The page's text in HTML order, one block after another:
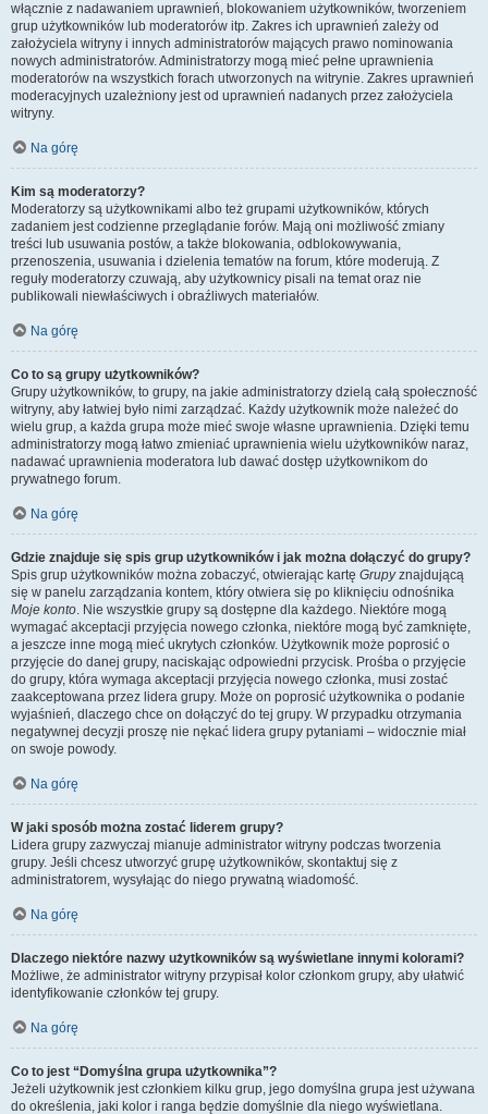
włącznie z nadawaniem uprawnień, blokowaniem użytkowników, tworzeniem
grup użytkowników lub moderatorów itp. Zakres ich uprawnień zależy od
założyciela witryny i innych administratorów mających prawo nominowania
nowych administratorów. Administratorzy mogą mieć pełne uprawnienia
moderatorów na wszystkich forach utworzonych na witrynie. Zakres uprawnień
moderacyjnych uzależniony jest od uprawnień nadanych przez założyciela
witryny.
Na górę
Kim są moderatorzy?
Moderatorzy są użytkownikami albo też grupami użytkowników, których
zadaniem jest codzienne przeglądanie forów. Mają oni możliwość zmiany
treści lub usuwania postów, a także blokowania, odblokowywania,
przenoszenia, usuwania i dzielenia tematów na forum, które moderują. Z
reguły moderatorzy czuwają, aby użytkownicy pisali na temat oraz nie
publikowali niewłaściwych i obraźliwych materiałów.
Na górę
Co to są grupy użytkowników?
Grupy użytkowników, to grupy, na jakie administratorzy dzielą całą społeczność
witryny, aby łatwiej było nimi zarządzać. Każdy użytkownik może należeć do
wielu grup, a każda grupa może mieć swoje własne uprawnienia. Dzięki temu
administratorzy mogą łatwo zmieniać uprawnienia wielu użytkowników naraz,
nadawać uprawnienia moderatora lub dawać dostęp użytkownikom do
prywatnego forum.
Na górę
Gdzie znajduje się spis grup użytkowników i jak można dołączyć do grupy?
Spis grup użytkowników można zobaczyć, otwierając kartę Grupyznajdującą
się w panelu zarządzania kontem, który otwiera się po kliknięciu odnośnika
Moje konto. Nie wszystkie grupy są dostępne dla każdego. Niektóre mogą
wymagać akceptacji przyjęcia nowego członka, niektóre mogą być zamknięte,
a jeszcze inne mogą mieć ukrytych członków. Użytkownik może poprosić o
przyjęcie do danej grupy, naciskając odpowiedni przycisk. Prośba o przyjęcie
do grupy, która wymaga akceptacji przyjęcia nowego członka, musi zostać
zaakceptowana przez lidera grupy. Może on poprosić użytkownika o podanie
wyjaśnień, dlaczego chce on dołączyć do tej grupy. W przypadku otrzymania
negatywnej decyzji proszę nie nękać lidera grupy pytaniami – widocznie miał
on swoje powody.
Na górę
W jaki sposób można zostać liderem grupy?
Lidera grupy zazwyczaj mianuje administrator witryny podczas tworzenia
grupy. Jeśli chcesz utworzyć grupę użytkowników, skontaktuj się z
administratorem, wysyłając do niego prywatną wiadomość.
Na górę
Dlaczego niektóre nazwy użytkowników są wyświetlane innymi kolorami?
Możliwe, że administrator witryny przypisał kolor członkom grupy, aby ułatwić
identyfikowanie członków tej grupy.
Na górę
Co to jest “Domyślna grupa użytkownika”?
Jeżeli użytkownik jest członkiem kilku grup, jego domyślna grupa jest używana
do określenia, jaki kolor i ranga będzie domyślnie dla niego wyświetlana.